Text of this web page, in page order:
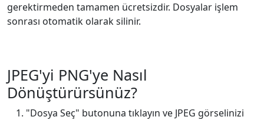
gerektirmeden tamamen ücretsizdir. Dosyalar işlem
sonrası otomatik olarak silinir.
JPEG'yi PNG'ye Nasıl
Dönüştürürsünüz?
"Dosya Seç" butonuna tıklayın ve JPEG görselinizi